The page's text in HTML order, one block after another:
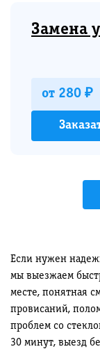
Замена
от 280 ₽
Если нужен
мы выезжаем
месте, понятная
провисаний,
проблем со
30 минут, выезд